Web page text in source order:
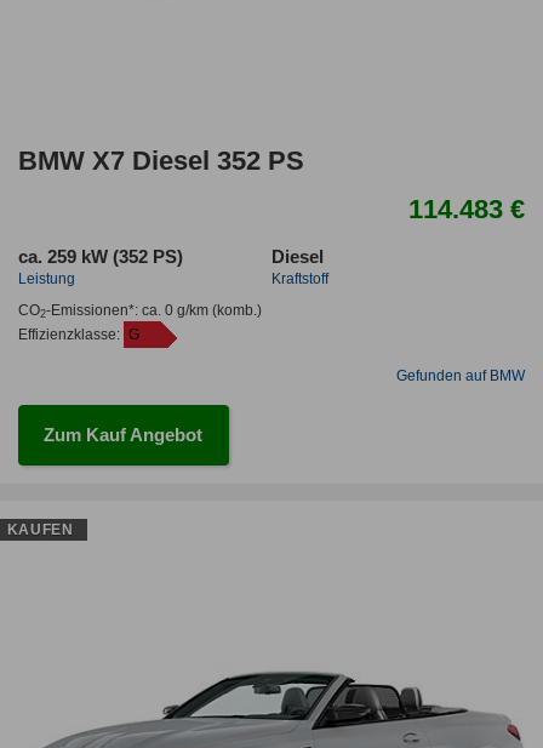
BMW X7 Diesel 352 PS
114.483 €
ca. 259 kW (352 PS)
Leistung
Diesel
Kraftstoff
CO2-Emissionen*: ca. 0 g/km(komb.)
Effizienzklasse: G
Gefunden auf BMW
Zum Kauf Angebot
KAUFEN